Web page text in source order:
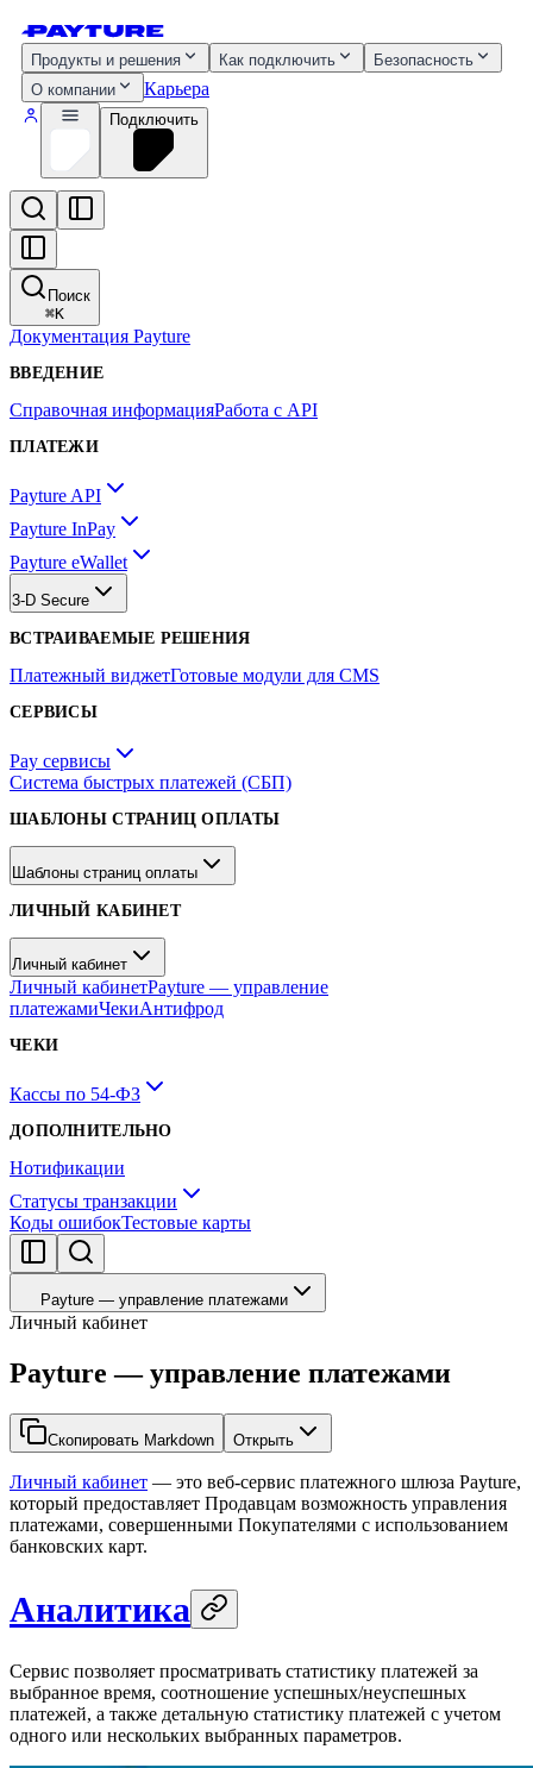
Продукты и решения Как подключить
Безопасность
О компании
Карьера
Подключить
Поиск
⌘K
Документация Payture
ВВЕДЕНИЕ
Справочная информацияРабота с API
ПЛАТЕЖИ
Payture API
Payture InPay
Payture eWallet
3-D Secure
ВСТРАИВАЕМЫЕ РЕШЕНИЯ
Платежный виджетГотовые модули для CMS
СЕРВИСЫ
Pay сервисы
Система быстрых платежей (СБП)
ШАБЛОНЫ СТРАНИЦ ОПЛАТЫ
Шаблоны страниц оплаты
ЛИЧНЫЙ КАБИНЕТ
Личный кабинет
Личный кабинетPayture — управление
платежамиЧекиАнтифрод
ЧЕКИ
Кассы по 54-ФЗ
ДОПОЛНИТЕЛЬНО
Нотификации
Статусы транзакции
Коды ошибокТестовые карты
Payture — управление платежами
Личный кабинет
Payture — управление платежами
Скопировать Markdown Открыть
Личный кабинет — это веб-сервис платежного шлюза Payture,
который предоставляет Продавцам возможность управления
платежами, совершенными Покупателями с использованием
банковских карт.
Аналитика
Сервис позволяет просматривать статистику платежей за
выбранное время, соотношение успешных/неуспешных
платежей, а также детальную статистику платежей с учетом
одного или нескольких выбранных параметров.